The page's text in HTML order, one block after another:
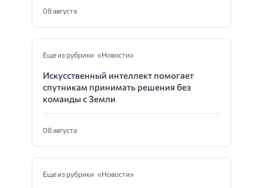
08 августа
Еще из рубрики «Новости»
Искусственный интеллект помогает
спутникам принимать решения без
команды с Земли
08 августа
Еще из рубрики «Новости»